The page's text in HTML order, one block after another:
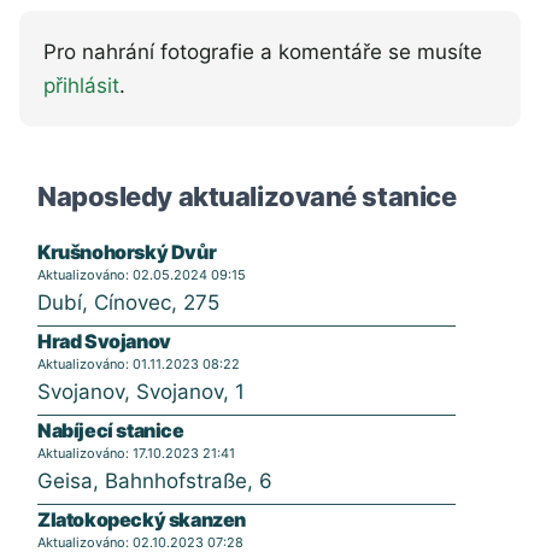
Pro nahrání fotografie a komentáře se musíte
přihlásit.
Naposledy aktualizované stanice
Krušnohorský Dvůr
Aktualizováno: 02.05.2024 09:15
Dubí, Cínovec, 275
Hrad Svojanov
Aktualizováno: 01.11.2023 08:22
Svojanov, Svojanov, 1
Nabíjecí stanice
Aktualizováno: 17.10.2023 21:41
Geisa, Bahnhofstraße, 6
Zlatokopecký skanzen
Aktualizováno: 02.10.2023 07:28